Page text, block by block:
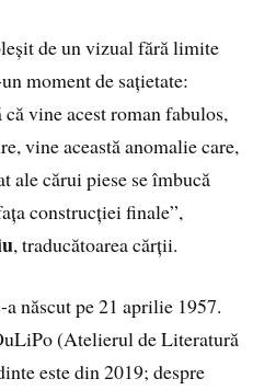
de un vizual fără limite
moment de sațietate:
vine acest roman fabulos,
vine această anomalie care,
ale cărui piese se îmbucă
construcției finale”,
, traducătoarea cărții.
a născut pe 21 aprilie 1957.
(Atelierul de Literatură
este din 2019; despre